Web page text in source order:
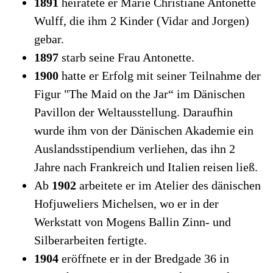
Wulff, die ihm 2 Kinder (Vidar and Jorgen)
gebar.
1897 starb seine Frau Antonette.
1900 hatte er Erfolg mit seiner Teilnahme der
Figur "The Maid on the Jar“ im Dänischen
Pavillon der Weltausstellung. Daraufhin
wurde ihm von der Dänischen Akademie ein
Auslandsstipendium verliehen, das ihn 2
Jahre nach Frankreich und Italien reisen ließ.
Ab 1902 arbeitete er im Atelier des dänischen
Hofjuweliers Michelsen, wo er in der
Werkstatt von Mogens Ballin Zinn- und
Silberarbeiten fertigte.
1904 eröffnete er in der Bredgade 36 in